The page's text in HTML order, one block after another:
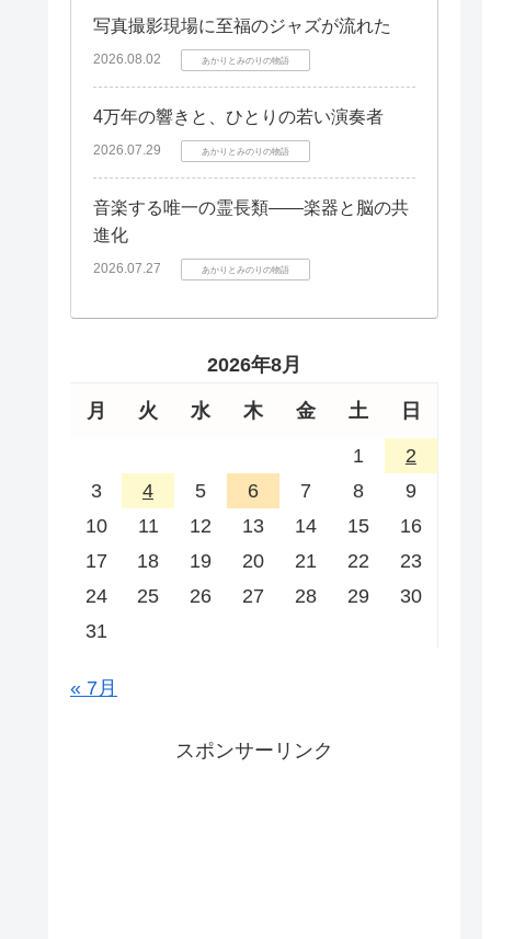
写真撮影現場に至福のジャズが流れた
2026.08.02 あかりとみのりの物語
4万年の響きと、ひとりの若い演奏者
2026.07.29 あかりとみのりの物語
音楽する唯一の霊長類――楽器と脳の共
進化
2026.07.27 あかりとみのりの物語
2026年8月
月 火 水 木 金 土 日
1
2
3
4 5 6 7 8
9
10
11 12 13 14 15
16
17
18 19 20 21 22
23
24
25 26 27 28 29
30
31
« 7月
スポンサーリンク